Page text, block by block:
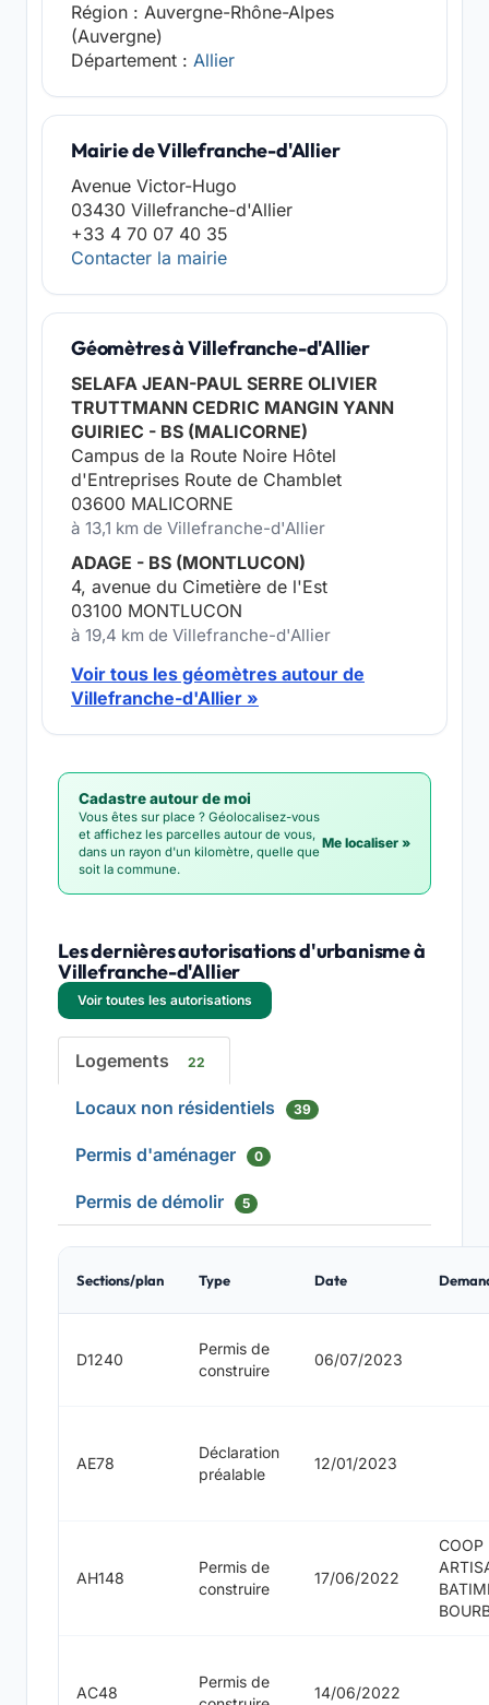
Région : Auvergne-Rhône-Alpes
(Auvergne)
Département : Allier
Mairie de Villefranche-d'Allier
Avenue Victor-Hugo
03430 Villefranche-d'Allier
+33 4 70 07 40 35
Contacter la mairie
Géomètres à Villefranche-d'Allier
SELAFA JEAN-PAUL SERRE OLIVIER
TRUTTMANN CEDRIC MANGIN YANN
GUIRIEC - BS (MALICORNE)
Campus de la Route Noire Hôtel
d'Entreprises Route de Chamblet
03600 MALICORNE
à 13,1 km de Villefranche-d'Allier
ADAGE - BS (MONTLUCON)
4, avenue du Cimetière de l'Est
03100 MONTLUCON
à 19,4 km de Villefranche-d'Allier
Voir tous les géomètres autour de
Villefranche-d'Allier »
Cadastre autour de moi
Vous êtes sur place ? Géolocalisez-vous
et affichez les parcelles autour de vous,
dans un rayon d'un kilomètre, quelle que
soit la commune.
Me localiser »
Les dernières autorisations d'urbanisme à
Villefranche-d'Allier
Voir toutes les autorisations
Logements 22
Locaux non résidentiels 39
Permis d'aménager 0
Permis de démolir 5
Sections/plan Type Date
D1240
Permis de
construire
06/07/2023
AE78
Déclaration
préalable
12/01/2023
AH148
Permis de
construire
17/06/2022
COOP
AC48
Permis de
14/06/2022